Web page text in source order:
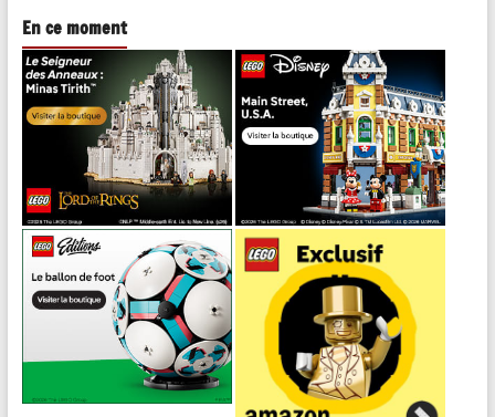
En ce moment